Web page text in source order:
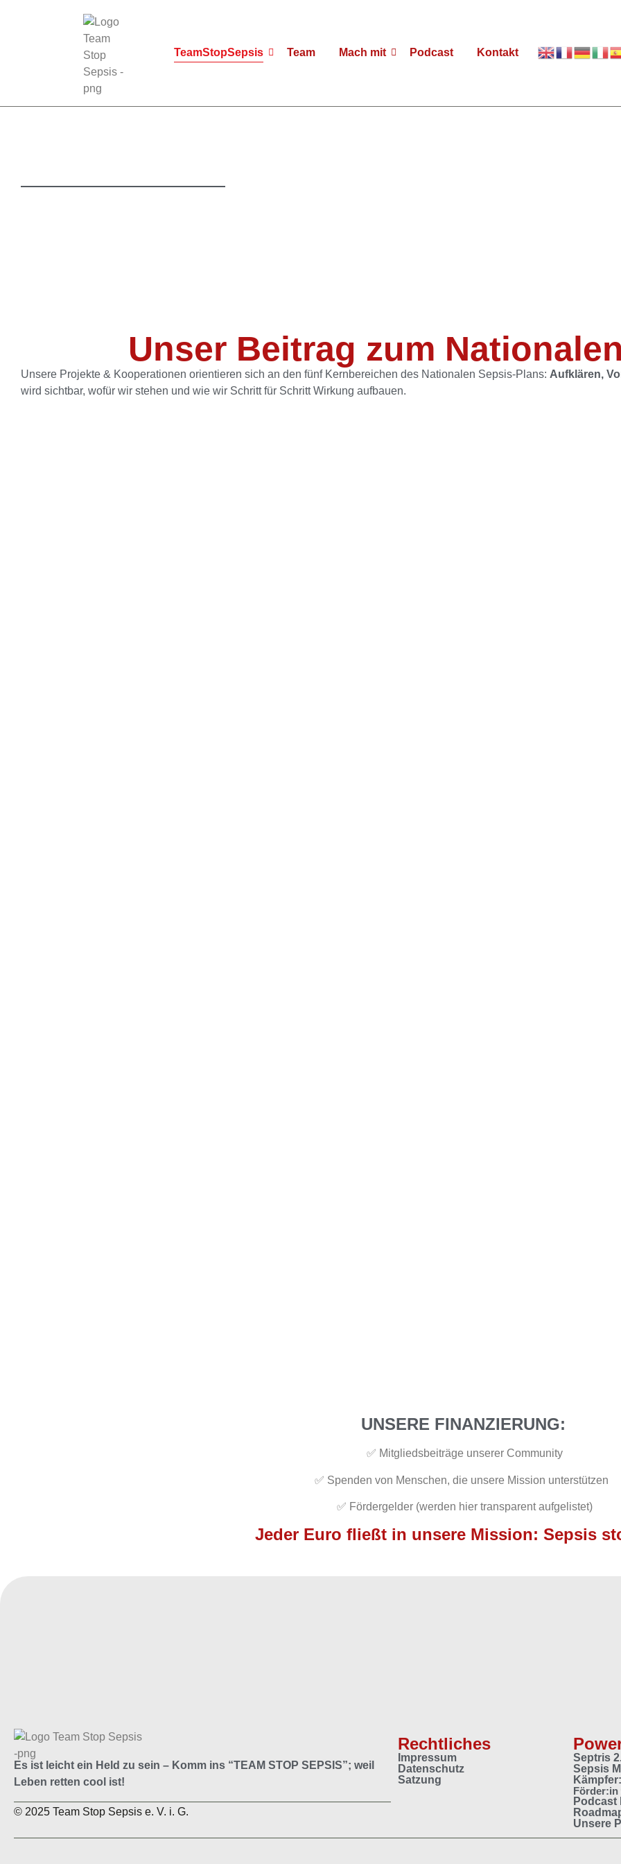
TeamStopSepsis Team Mach mit Podcast Kontakt
Unser Beitrag zum
Unsere Projekte & Kooperationen orientieren sich an den fünf Kernbereichen des Nationalen Sepsis-Plans: Aufklären,
wird sichtbar, wofür wir stehen und wie wir Schritt für Schritt Wirkung aufbauen.
UNSERE FINANZIERUNG:
✅ Mitgliedsbeiträge unserer Community
✅ Spenden von Menschen, die unsere Mission unterstützen
✅ Fördergelder (werden hier transparent aufgelistet)
Jeder Euro fließt in unsere Mission: Sepsis
Es ist leicht ein Held zu sein – Komm ins “TEAM STOP SEPSIS”; weil
Leben retten cool ist!
© 2025 Team Stop Sepsis e. V. i. G.
Rechtliches
Impressum
Datenschutz
Satzung
Septris
Sepsis
Förder:in
Podcast
Unsere